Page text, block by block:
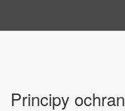
Principy